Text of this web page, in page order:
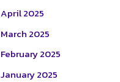
April 2025
March 2025
February 2025
January 2025